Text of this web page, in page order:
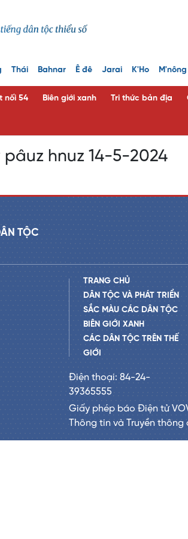
Thái Bahnar Ê đê Jarai K'Ho M'nông
nối 54 Biên giới xanh Tri thức bản địa
hnuz 14-5-2024
TỘC
TRANG CHỦ
DÂN TỘC VÀ PHÁT TRIỂN
SẮC MÀU CÁC DÂN TỘC
BIÊN GIỚI XANH
CÁC DÂN TỘC TRÊN THẾ
GIỚI
Điện thoại: 84-24-
39365555
Giấy phép báo Điện tử
Thông tin và Truyền thông